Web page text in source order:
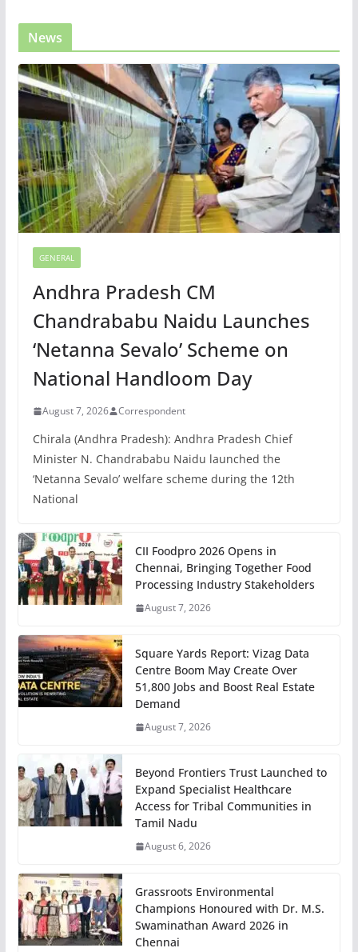
News
GENERAL
Andhra Pradesh CM
Chandrababu Naidu Launches
‘Netanna Sevalo’ Scheme on
National Handloom Day
August 7, 2026 Correspondent
Chirala (Andhra Pradesh): Andhra Pradesh Chief
Minister N. Chandrababu Naidu launched the
‘Netanna Sevalo’ welfare scheme during the 12th
National
CII Foodpro 2026 Opens in
Chennai, Bringing Together Food
Processing Industry Stakeholders
August 7, 2026
Square Yards Report: Vizag Data
Centre Boom May Create Over
51,800 Jobs and Boost Real Estate
Demand
August 7, 2026
Beyond Frontiers Trust Launched to
Expand Specialist Healthcare
Access for Tribal Communities in
Tamil Nadu
August 6, 2026
Grassroots Environmental
Champions Honoured with Dr. M.S.
Swaminathan Award 2026 in
Chennai